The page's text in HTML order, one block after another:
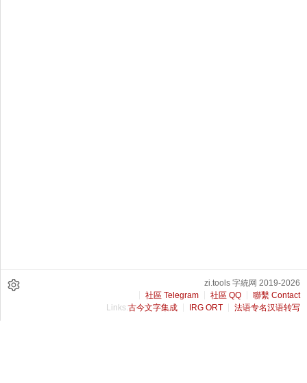
zi.tools 字統网 2019-2026
社區 Telegram
社區 QQ
聯繫 Contact
Links:古今文字集成 IRG ORT 法语专名汉语转写